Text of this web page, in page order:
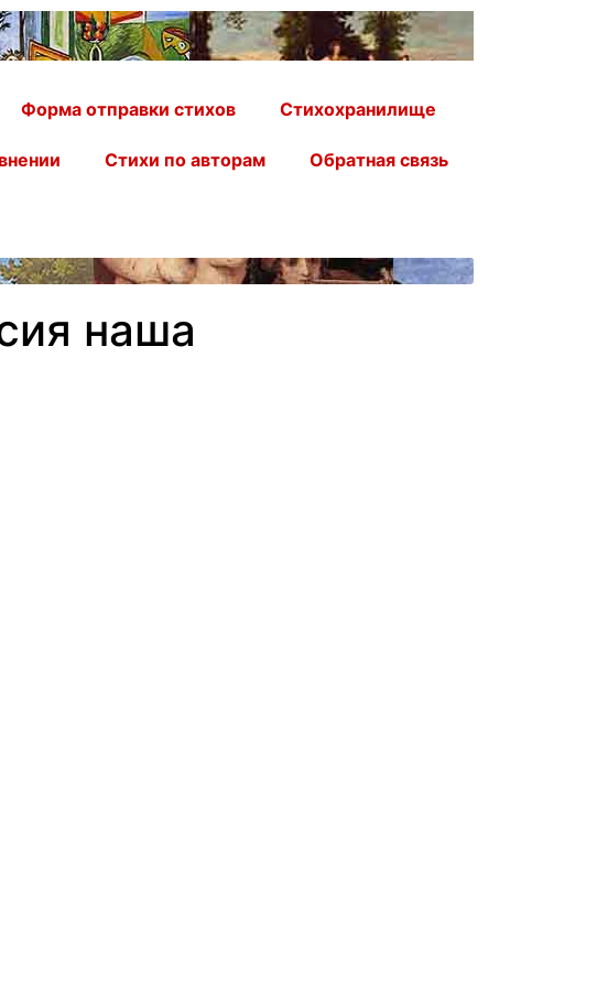
Форма отправки стихов Стихохранилище
Стихи по авторам Обратная связь
наша